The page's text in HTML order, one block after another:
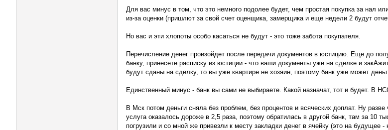
Для вас минус в том, что это немного подолее будет, чем простая покупка за нал
из-за оценки (пришлют за свой счет оценщика, замерщика и еще недели 2 будут
Но вас и эти хлопоты особо касаться не будут - это тоже забота покупателя.
Перечисление денег произойдет после передачи документов в юстицию. Еще до
банку, принесете расписку из юстиции - что ваши документы уже на сделке и
будут сданы на сделку, то вы уже квартире не хозяин, поэтому банк уже может
Единственный минус - банк вы сами не выбираете. Какой назначат, тот и будет. В
В Мск потом деньги сняла без проблем, без процентов и всяческих доплат. Ну
услуга оказалось дороже в 2,5 раза, поэтому обратилась в другой банк, там за 10
погрузили и со мной же привезли к месту закладки денег в ячейку (это на будущее -